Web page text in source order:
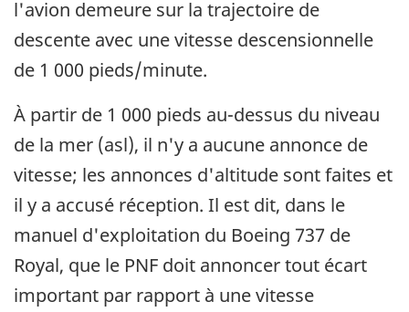
l'avion demeure sur la trajectoire de
descente avec une vitesse descensionnelle
de 1 000 pieds/minute.
À partir de 1 000 pieds au-dessus du niveau
de la mer (asl), il n'y a aucune annonce de
vitesse; les annonces d'altitude sont faites et
il y a accusé réception. Il est dit, dans le
manuel d'exploitation du Boeing 737 de
Royal, que le PNF doit annoncer tout écart
important par rapport à une vitesse